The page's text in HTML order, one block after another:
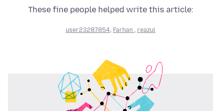
These fine people helped write this article:
user23287854 Farhan reazul